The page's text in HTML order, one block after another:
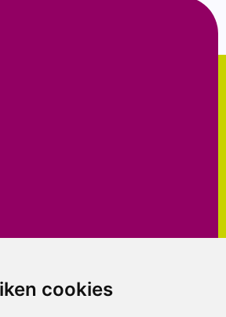
cookies
ONDERDEEL VAN